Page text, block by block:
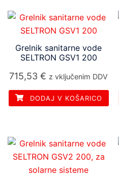
Grelnik sanitarne vode
SELTRON GSV1 200
715,53€ z vključenim DDV
DODAJ V KOŠARICO